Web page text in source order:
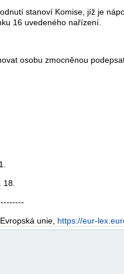
stanoví Komise, jíž je
16 uvedeného nařízení.
osobu zmocněnou
unie, https://eur-